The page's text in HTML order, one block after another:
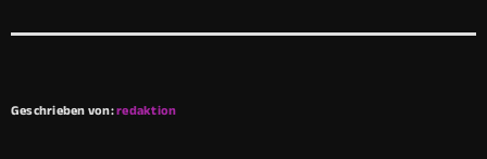
Geschrieben von:redaktion